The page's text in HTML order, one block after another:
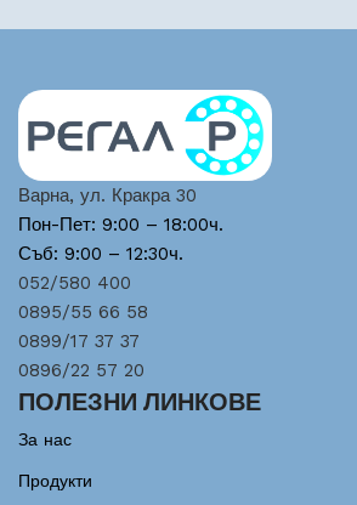
Варна, ул. Кракра 30
Пон-Пет: 9:00 – 18:00ч.
Съб: 9:00 – 12:30ч.
052/580 400
0895/55 66 58
0899/17 37 37
0896/22 57 20
ПОЛЕЗНИ ЛИНКОВЕ
За нас
Продукти